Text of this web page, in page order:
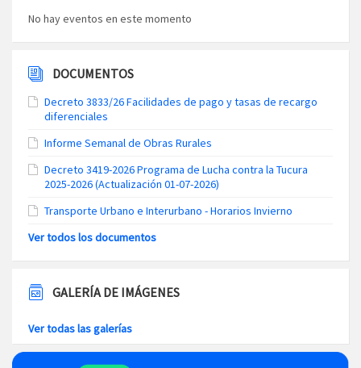
No hay eventos en este momento
DOCUMENTOS
Decreto 3833/26 Facilidades de pago y tasas de recargo
diferenciales
Informe Semanal de Obras Rurales
Decreto 3419-2026 Programa de Lucha contra la Tucura
2025-2026 (Actualización 01-07-2026)
Transporte Urbano e Interurbano - Horarios Invierno
Ver todos los documentos
GALERÍA DE IMÁGENES
Ver todas las galerías